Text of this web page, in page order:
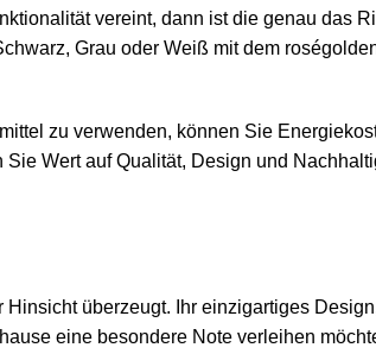
vereint, dann ist die genau das
Grau oder Weiß mit dem
zu verwenden, können Sie
Wert auf Qualität, Design und
überzeugt. Ihr einzigartiges
eine besondere Note verleihen